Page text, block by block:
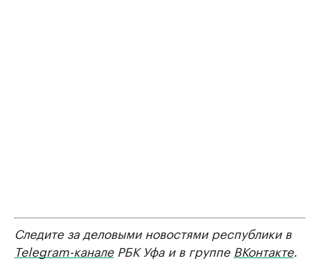
Следите за деловыми новостями республики в
Telegram-каналеРБК Уфа и в группе ВКонтакте.